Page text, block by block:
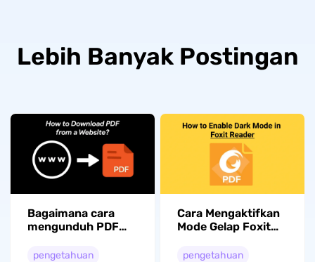
Lebih Banyak Postingan
Bagaimana cara
mengunduh PDF
(Panduan mudah)
pengetahuan
Cara Mengaktifkan
Mode Gelap Foxit
Langkah demi
pengetahuan